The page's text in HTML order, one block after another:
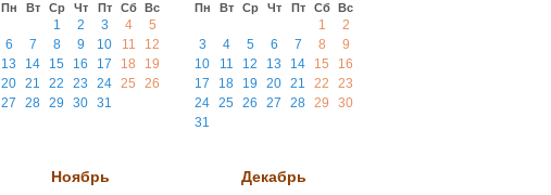
Пн Вт Ср Чт Пт Сб Вс
1 2 3 4
5
6
7 8 9 10 11
12
13
14 15 16 17 18
19
20 21 22 23 24 25
26
27
28 29 30 31
Пн Вт Ср Чт Пт Сб Вс
1
2
3
4 5 6 7 8
9
10
11 12 13 14 15
16
17
18 19 20 21 22
23
24 25 26 27 28 29
30
31
Ноябрь Декабрь